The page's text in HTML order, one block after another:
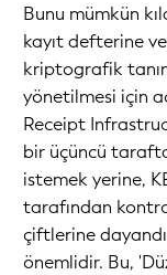
Bunu mümkün
kayıt defterine
kriptografik
yönetilmesi için
Receipt
bir üçüncü
istemek yerine,
tarafından
çiftlerine
önemlidir. Bu,